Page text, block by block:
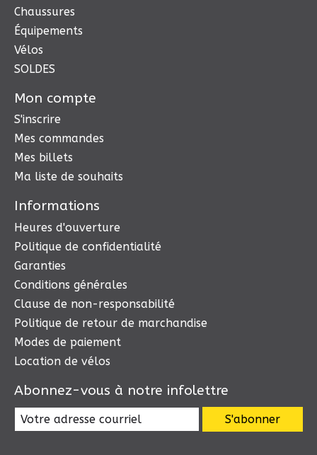
Chaussures
Équipements
Vélos
SOLDES
Mon compte
S'inscrire
Mes commandes
Mes billets
Ma liste de souhaits
Informations
Heures d'ouverture
Politique de confidentialité
Garanties
Conditions générales
Clause de non-responsabilité
Politique de retour de marchandise
Modes de paiement
Location de vélos
Abonnez-vous à notre infolettre
S'abonner